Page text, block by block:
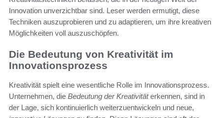
Innovation unverzichtbar sind. Leser werden ermutigt, diese
Techniken auszuprobieren und zu adaptieren, um ihre kreativen
Möglichkeiten voll auszuschöpfen.
Die Bedeutung von Kreativität im
Innovationsprozess
Kreativität spielt eine wesentliche Rolle im Innovationsprozess.
Unternehmen, die Bedeutung der Kreativitäterkennen, sind in
der Lage, sich kontinuierlich weiterzuentwickeln und neue,